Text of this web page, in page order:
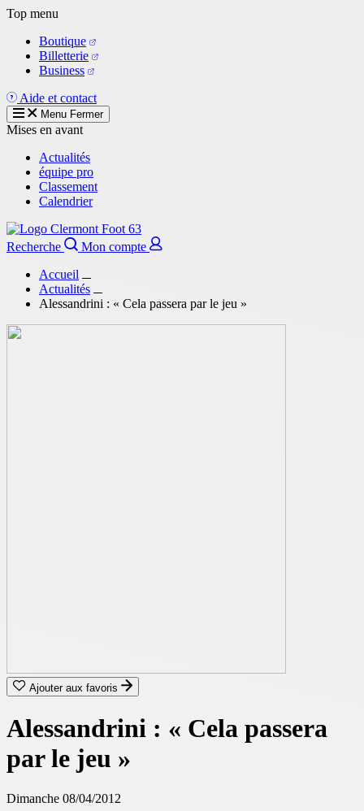
Aller
contenu
principal
Top menu
Boutique
Billetterie
Business
Aide et contact
Menu Fermer
Mises en avant
Actualités
équipe pro
Classement
Calendrier
Recherche
Mon compte
Accueil
Actualités
Alessandrini : « Cela passera par le jeu »
Ajouter aux favoris
Alessandrini : « Cela passera
par le jeu »
Dimanche 08/04/2012